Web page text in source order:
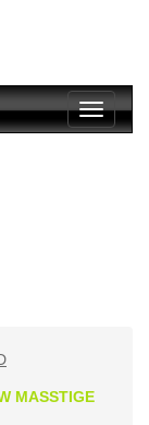
Toggle
MASSTIGE